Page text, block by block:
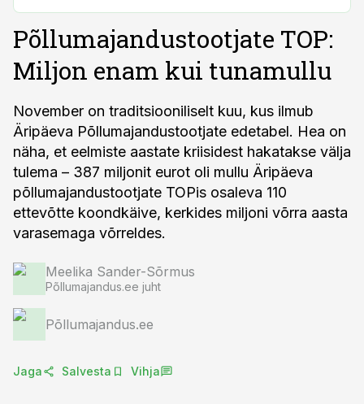
Põllumajandustootjate TOP:
Miljon enam kui tunamullu
November on traditsiooniliselt kuu, kus ilmub
Äripäeva Põllumajandustootjate edetabel. Hea on
näha, et eelmiste aastate kriisidest hakatakse välja
tulema – 387 miljonit eurot oli mullu Äripäeva
põllumajandustootjate TOPis osaleva 110
ettevõtte koondkäive, kerkides miljoni võrra aasta
varasemaga võrreldes.
Meelika Sander-Sõrmus
Põllumajandus.ee juht
Põllumajandus.ee
Jaga Salvesta Vihja